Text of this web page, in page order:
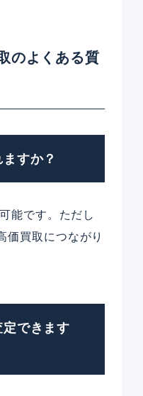
のよくある質
すか？
能です。ただし
価買取につながり
できます